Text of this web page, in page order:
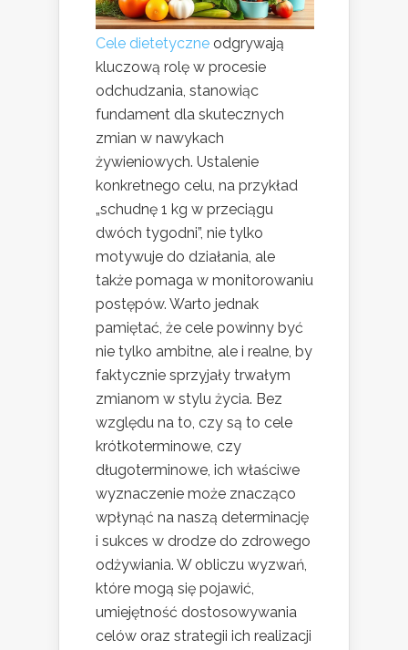
Cele dietetyczne odgrywają
kluczową rolę w procesie
odchudzania, stanowiąc
fundament dla skutecznych
zmian w nawykach
żywieniowych. Ustalenie
konkretnego celu, na przykład
„schudnę 1 kg w przeciągu
dwóch tygodni”, nie tylko
motywuje do działania, ale
także pomaga w monitorowaniu
postępów. Warto jednak
pamiętać, że cele powinny być
nie tylko ambitne, ale i realne, by
faktycznie sprzyjały trwałym
zmianom w stylu życia. Bez
względu na to, czy są to cele
krótkoterminowe, czy
długoterminowe, ich właściwe
wyznaczenie może znacząco
wpłynąć na naszą determinację
i sukces w drodze do zdrowego
odżywiania. W obliczu wyzwań,
które mogą się pojawić,
umiejętność dostosowywania
celów oraz strategii ich realizacji